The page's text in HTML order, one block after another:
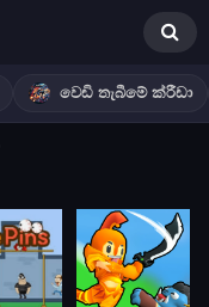
වෙඩි තැබීමේ ක්රීඩා